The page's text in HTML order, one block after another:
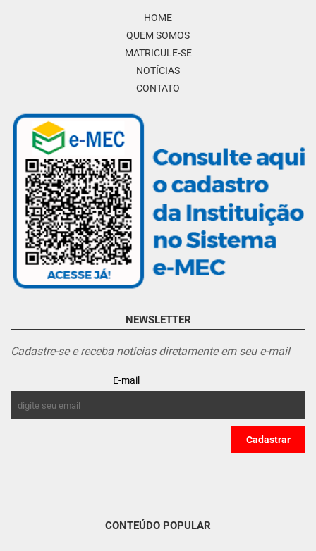
HOME
QUEM SOMOS
MATRICULE-SE
NOTÍCIAS
CONTATO
NEWSLETTER
Cadastre-se e receba notícias diretamente em seu e-mail
E-mail
CONTEÚDO POPULAR